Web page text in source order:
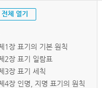
체 열기
1장 표기의 기본 원칙
2장 표기 일람표
3장 표기 세칙
4장 인명, 지명 표기의 원칙